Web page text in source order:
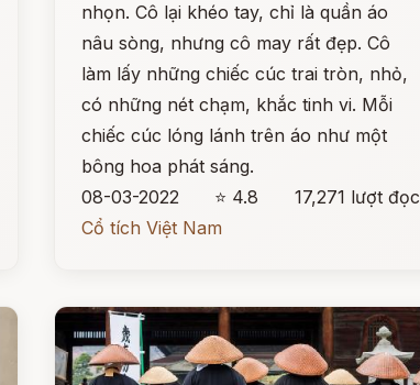
nhọn. Cô lại khéo tay, chỉ là quần áo
nâu sòng, nhưng cô may rất đẹp. Cô
làm lấy những chiếc cúc trai tròn, nhỏ,
có những nét chạm, khắc tinh vi. Mỗi
chiếc cúc lóng lánh trên áo như một
bông hoa phát sáng.
08-03-2022
⭐ 4.8
17,271 lượt đọc
Cổ tích Việt Nam